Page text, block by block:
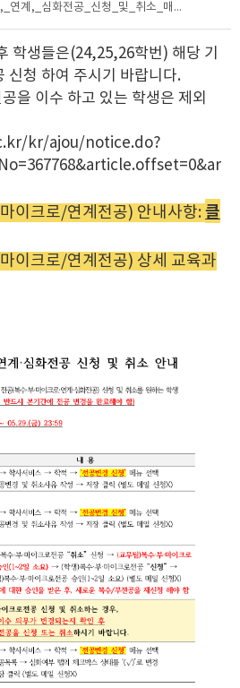
첨부_복수,_부,_마이크로,_연계,_심화전공_신청_및_취소_매뉴얼.pdf
학생들은(24,25,26학번) 해당 기
신청 하여 주시기 바랍니다.
을 이수 하고 있는 학생은 제외
kr/ajou/notice.do?
이크로/연계전공) 안내사항: 클
이크로/연계전공) 상세 교육과